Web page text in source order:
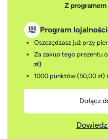
Z
Program
Oszczędzasz już przy
Za zakup tego prezentu
zł)
1000 punktów (50,00 zł)
Dołącz